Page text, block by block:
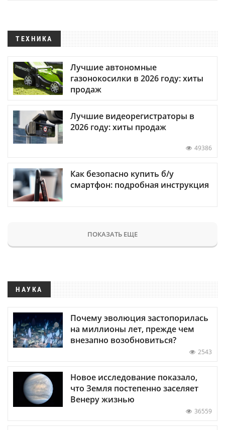
ТЕХНИКА
Лучшие автономные
газонокосилки в 2026 году: хиты
продаж
Лучшие видеорегистраторы в
2026 году: хиты продаж
49386
Как безопасно купить б/у
смартфон: подробная инструкция
ПОКАЗАТЬ ЕЩЕ
НАУКА
Почему эволюция застопорилась
на миллионы лет, прежде чем
внезапно возобновиться?
2543
Новое исследование показало,
что Земля постепенно заселяет
Венеру жизнью
36559